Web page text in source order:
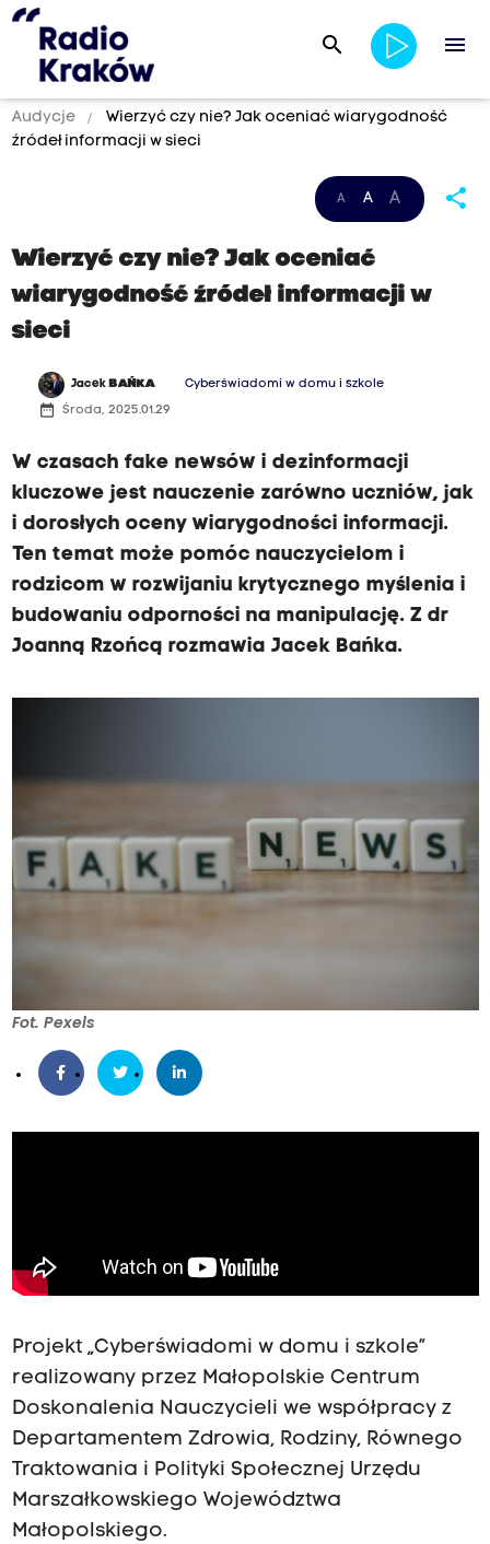
search menu
Audycje
Wierzyć czy nie? Jak oceniać wiarygodność
źródeł informacji w sieci
A A A share
Wierzyć czy nie? Jak oceniać
wiarygodność źródeł informacji w
sieci
Jacek BAŃKA Cyberświadomi w domu i szkole
date_range Środa, 2025.01.29
W czasach fake newsów i dezinformacji
kluczowe jest nauczenie zarówno uczniów, jak
i dorosłych oceny wiarygodności informacji.
Ten temat może pomóc nauczycielom i
rodzicom w rozwijaniu krytycznego myślenia i
budowaniu odporności na manipulację. Z dr
Joanną Rzońcą rozmawia Jacek Bańka.
Fot. Pexels
Projekt „Cyberświadomi w domu i szkole”
realizowany przez Małopolskie Centrum
Doskonalenia Nauczycieli we współpracy z
Departamentem Zdrowia, Rodziny, Równego
Traktowania i Polityki Społecznej Urzędu
Marszałkowskiego Województwa
Małopolskiego.